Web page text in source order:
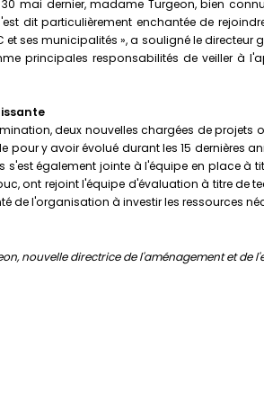
mai dernier, madame Turgeon, bien
dit particulièrement enchantée de
et ses municipalités », a souligné le
principales responsabilités de veiller à
deux nouvelles chargées de
pour y avoir évolué durant les 15 dernières
s'est également jointe à l'équipe en place à
ont rejoint l'équipe d'évaluation à titre de
de l'organisation à investir les ressources
nouvelle directrice de l'aménagement et de